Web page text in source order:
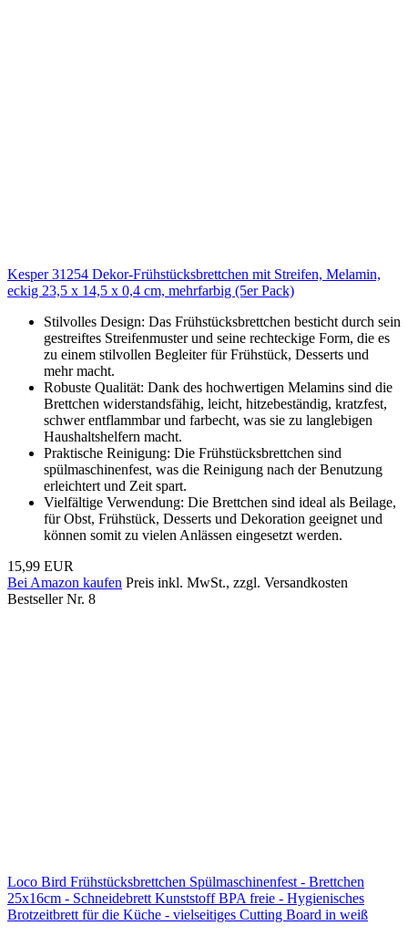
Kesper 31254 Dekor-Frühstücksbrettchen mit Streifen, Melamin,
eckig 23,5 x 14,5 x 0,4 cm, mehrfarbig (5er Pack)
Stilvolles Design: Das Frühstücksbrettchen besticht durch sein
gestreiftes Streifenmuster und seine rechteckige Form, die es
zu einem stilvollen Begleiter für Frühstück, Desserts und
mehr macht.
Robuste Qualität: Dank des hochwertigen Melamins sind die
Brettchen widerstandsfähig, leicht, hitzebeständig, kratzfest,
schwer entflammbar und farbecht, was sie zu langlebigen
Haushaltshelfern macht.
Praktische Reinigung: Die Frühstücksbrettchen sind
spülmaschinenfest, was die Reinigung nach der Benutzung
erleichtert und Zeit spart.
Vielfältige Verwendung: Die Brettchen sind ideal als Beilage,
für Obst, Frühstück, Desserts und Dekoration geeignet und
können somit zu vielen Anlässen eingesetzt werden.
15,99 EUR
Bei Amazon kaufen Preis inkl. MwSt., zzgl. Versandkosten
Bestseller Nr. 8
Loco Bird Frühstücksbrettchen Spülmaschinenfest - Brettchen
25x16cm - Schneidebrett Kunststoff BPA freie - Hygienisches
Brotzeitbrett für die Küche - vielseitiges Cutting Board in weiß